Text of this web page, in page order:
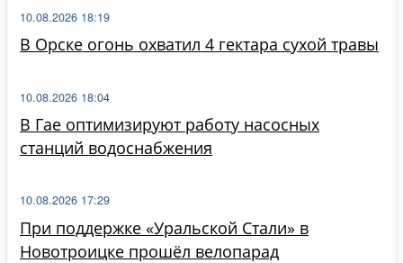
В Орске огонь охватил 4 гектара сухой травы
10.08.2026 18:19
В Гае оптимизируют работу насосных
станций водоснабжения
10.08.2026 18:04
При поддержке «Уральской Стали» в
Новотроицке прошёл велопарад
10.08.2026 17:29